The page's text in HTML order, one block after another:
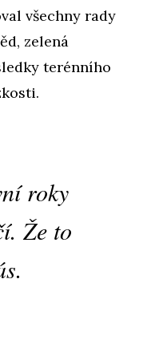
všechny rady
zelená
terénního
roky
Že to